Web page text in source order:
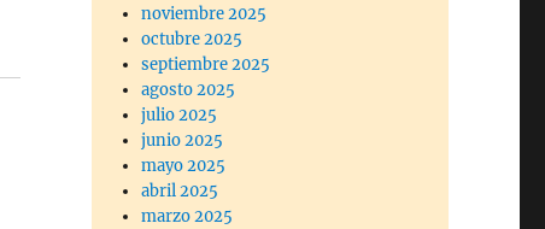
noviembre 2025
octubre 2025
septiembre 2025
agosto 2025
julio 2025
junio 2025
mayo 2025
abril 2025
marzo 2025